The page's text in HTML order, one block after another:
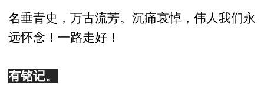
名垂青史，万古流芳。沉痛哀悼，伟人我们永
远怀念！一路走好！
有铭记。